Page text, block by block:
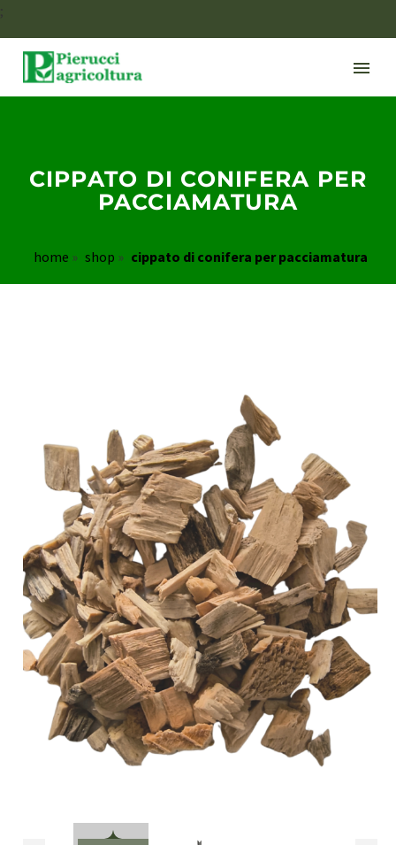
;
CIPPATO DI CONIFERA PER
PACCIAMATURA
home » shop » cippato di conifera per pacciamatura